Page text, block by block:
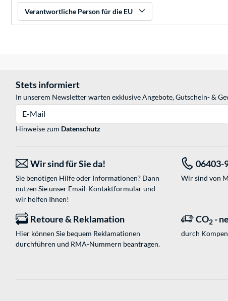
Verantwortliche Person für die EU
Stets informiert
In unserem Newsletter warten exklusive Angebote, Gutschein- &
Hinweise zum Datenschutz
Wir sind für Sie da!
Sie benötigen Hilfe oder Informationen? Dann
nutzen Sie unser Email-Kontaktformularund
wir helfen Ihnen!
06403-
Wir sind von
Retoure & Reklamation
Hier können Sie bequem Reklamationen
durchführen und RMA-Nummern beantragen.
CO2 -
durch